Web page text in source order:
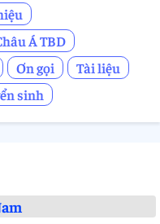
Á TBD
Ơn gọi
Tài liệu
sinh